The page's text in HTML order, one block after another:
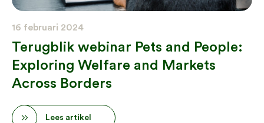
16 februari 2024
Terugblik webinar Pets and People:
Exploring Welfare and Markets
Across Borders
Lees artikel